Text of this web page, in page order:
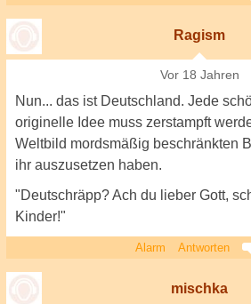
Ragism
Vor 18 Jahren
Nun... das ist Deutschland. Jede
originelle Idee muss zerstampft
Weltbild mordsmäßig beschränkten
ihr auszusetzen haben.
"Deutschräpp? Ach du lieber Gott,
Kinder!"
Alarm Antworten
mischka